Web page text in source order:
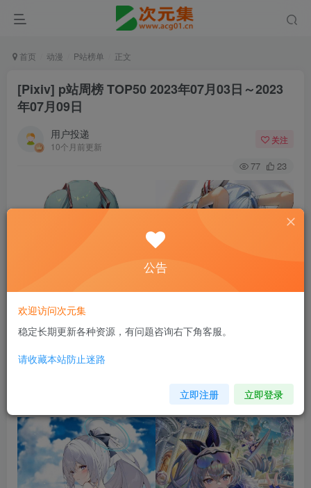
首页 动漫 P站榜单 正文
[Pixiv] p站周榜 TOP50 2023年07月03日～2023
年07月09日
用户投递
10个月前更新
关注
77 23
公告
欢迎访问次元集
稳定长期更新各种资源，有问题咨询右下角客服。
请收藏本站防止迷路
立即注册 立即登录